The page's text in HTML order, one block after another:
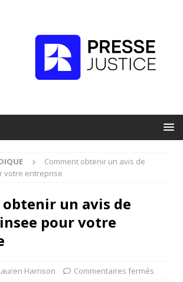
Comment obtenir un avis de
votre entreprise
un avis de
pour votre
Harrison Commentaires fermés